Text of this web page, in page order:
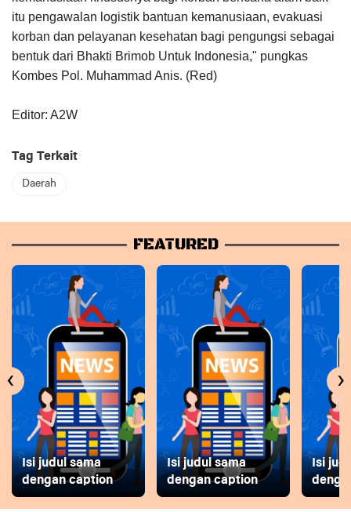
itu pengawalan logistik bantuan kemanusiaan, evakuasi
korban dan pelayanan kesehatan bagi pengungsi sebagai
bentuk dari Bhakti Brimob Untuk Indonesia," pungkas
Kombes Pol. Muhammad Anis. (Red)
Editor: A2W
Tag Terkait
Daerah
FEATURED
Isi judul sama
dengan caption
Isi judul sama
dengan caption
Isi
‹ ›